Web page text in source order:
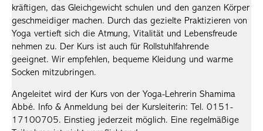
kräftigen, das Gleichgewicht schulen und den ganzen Körper
geschmeidiger machen. Durch das gezielte Praktizieren von
Yoga vertieft sich die Atmung, Vitalität und Lebensfreude
nehmen zu. Der Kurs ist auch für Rollstuhlfahrende
geeignet. Wir empfehlen, bequeme Kleidung und warme
Socken mitzubringen.
Angeleitet wird der Kurs von der Yoga-Lehrerin Shamima
Abbé. Info & Anmeldung bei der Kursleiterin: Tel. 0151-
17100705. Einstieg jederzeit möglich. Eine regelmäßige